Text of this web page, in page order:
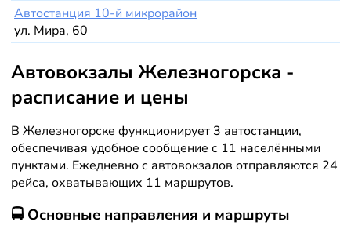
Автостанция 10-й микрорайон
ул. Мира, 60
Автовокзалы Железногорска -
расписание и цены
В Железногорске функционирует 3 автостанции,
обеспечивая удобное сообщение с 11 населёнными
пунктами. Ежедневно с автовокзалов отправляются 24
рейса, охватывающих 11 маршрутов.
🚍 Основные направления и маршруты